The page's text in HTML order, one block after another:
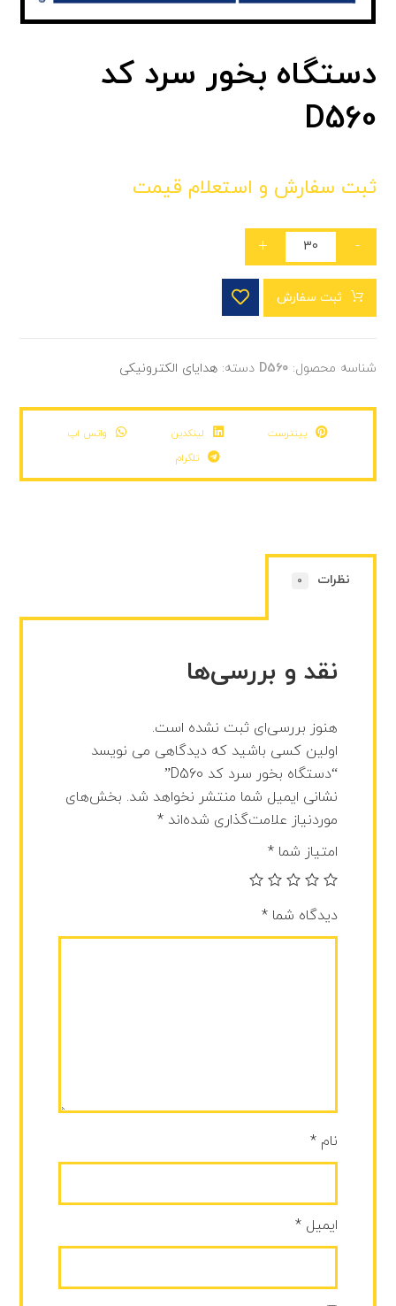
دستگاه بخور سرد کد
D560
ثبت سفارش و استعلام قیمت
-
+
ثبت سفارش
شناسه محصول:D560 دسته:هدایای الکترونیکی
پینترست لینکدین
واتس اپ
تلگرام
نظرات 0
نقد و بررسی‌ها
هنوز بررسی‌ای ثبت نشده است.
اولین کسی باشید که دیدگاهی می نویسد
“دستگاه بخور سرد کد D560”
نشانی ایمیل شما منتشر نخواهد شد. بخش‌های
موردنیاز علامت‌گذاری شده‌اند*
امتیاز شما*
دیدگاه شما*
نام*
ایمیل*